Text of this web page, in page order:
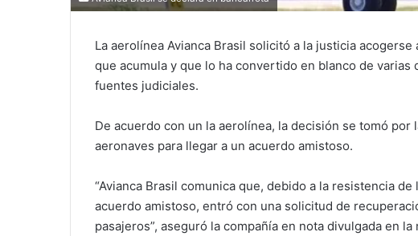
La aerolínea Avianca Brasil solicitó a la justicia
que acumula y que lo ha convertido en blanco de
fuentes judiciales.
De acuerdo con un la aerolínea, la decisión se tomó por
aeronaves para llegar a un acuerdo amistoso.
“Avianca Brasil comunica que, debido a la resistencia
acuerdo amistoso, entró con una solicitud de
pasajeros”, aseguró la compañía en nota divulgada en